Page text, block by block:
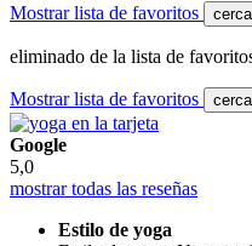
Mostrar lista de favoritos cerca
eliminado de la lista de
Mostrar lista de favoritos cerca
Google
5,0
mostrar todas las reseñas
Estilo de yoga